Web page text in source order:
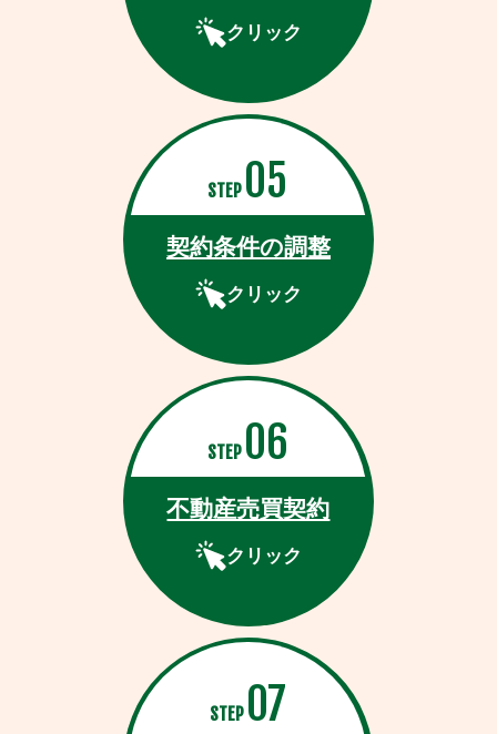
クリック
STEP 05
契約条件の調整
クリック
STEP 06
不動産売買契約
クリック
STEP 07